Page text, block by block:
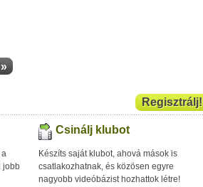
Regisztrálj!
a
jobb
Csinálj klubot
Készíts saját klubot, ahová mások is
csatlakozhatnak, és közösen egyre
nagyobb videóbázist hozhattok létre!